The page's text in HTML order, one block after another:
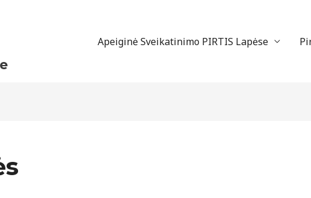
Apeiginė Sveikatinimo PIRTIS Lapėse